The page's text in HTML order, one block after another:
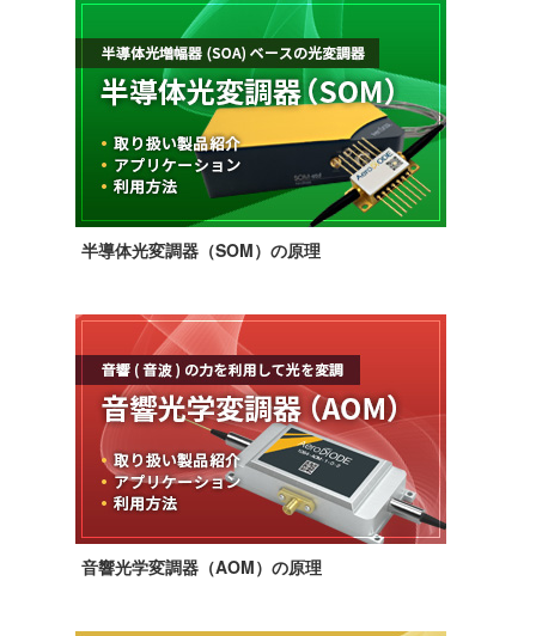
半導体光変調器（SOM）の原理
音響光学変調器（AOM）の原理